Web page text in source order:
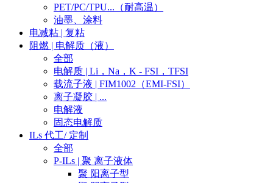
PET/PC/TPU...（耐高温）
油墨、涂料
电减粘 | 复粘
阻燃 | 电解质（液）
全部
电解质 | Li，Na，K - FSI，TFSI
载流子液 | FIM1002（EMI-FSI）
离子凝胶 | ...
电解液
固态电解质
ILs 代工/ 定制
全部
P-ILs | 聚 离子液体
聚 阳离子型